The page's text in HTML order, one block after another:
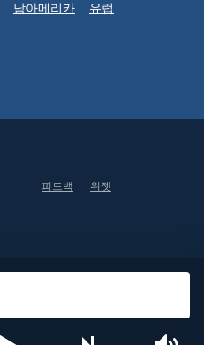
남아메리카
유럽
피드백 위젯